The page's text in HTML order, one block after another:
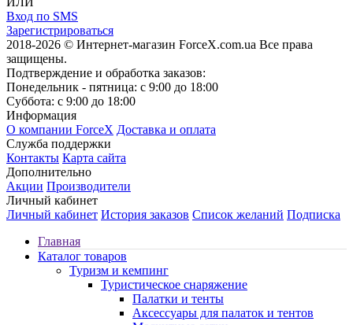
Вход по SMS
Зарегистрироваться
2018-2026 © Интернет-магазин ForceX.com.ua Все права
защищены.
Подтверждение и обработка заказов:
Понедельник - пятница: с 9:00 до 18:00
Суббота: с 9:00 до 18:00
Информация
О компании ForceX Доставка и оплата
Служба поддержки
Контакты Карта сайта
Дополнительно
Акции Производители
Личный кабинет
Личный кабинет История заказов Список желаний Подписка
Главная
Каталог товаров
Туризм и кемпинг
Туристическое снаряжение
Палатки и тенты
Аксессуары для палаток и тентов